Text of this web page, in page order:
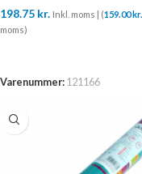
198.75 kr. Inkl. moms | (159.00 kr.
moms)
Varenummer: 121166